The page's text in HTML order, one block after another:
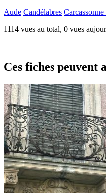
Aude Candélabres
1114 vues au total, 0 vues
Ces fiches peuvent